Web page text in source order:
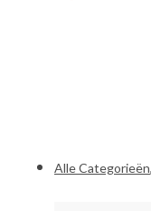
Alle Categorieën